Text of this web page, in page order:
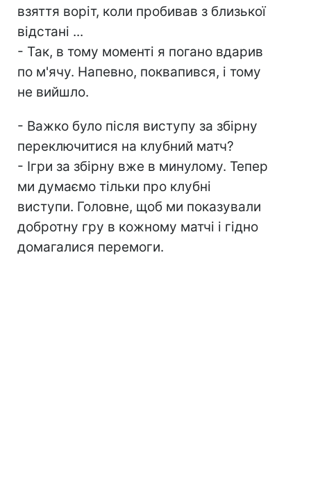
взяття воріт, коли пробивав з близької
відстані ...
- Так, в тому моменті я погано вдарив
по м'ячу. Напевно, поквапився, і тому
не вийшло.
- Важко було після виступу за збірну
переключитися на клубний матч?
- Ігри за збірну вже в минулому. Тепер
ми думаємо тільки про клубні
виступи. Головне, щоб ми показували
добротну гру в кожному матчі і гідно
домагалися перемоги.